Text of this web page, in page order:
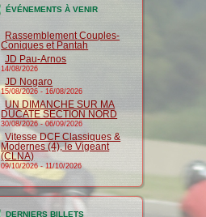
ÉVÉNEMENTS À VENIR
Rassemblement Couples-
Coniques et Pantah
JD Pau-Arnos
14/08/2026
JD Nogaro
15/08/2026 -16/08/2026
UN DIMANCHE SUR MA
DUCATE SECTION NORD
30/08/2026-06/09/2026
Vitesse DCF Classiques &
Modernes (4), le Vigeant
(CLNA)
09/10/2026-11/10/2026
DERNIERS BILLETS